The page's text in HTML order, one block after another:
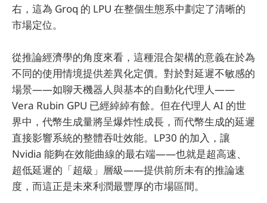
右，這為 Groq 的 LPU 在整個生態系中劃定了清晰的
市場定位。
從推論經濟學的角度來看，這種混合架構的意義在於為
不同的使用情境提供差異化定價。對於對延遲不敏感的
場景——如聊天機器人與基本的自動化代理人——
Vera Rubin GPU 已經綽綽有餘。但在代理人 AI 的世
界中，代幣生成量將呈爆炸性成長，而代幣生成的延遲
直接影響系統的整體吞吐效能。LP30 的加入，讓
Nvidia 能夠在效能曲線的最右端——也就是超高速、
超低延遲的「超級」層級——提供前所未有的推論速
度，而這正是未來利潤最豐厚的市場區間。